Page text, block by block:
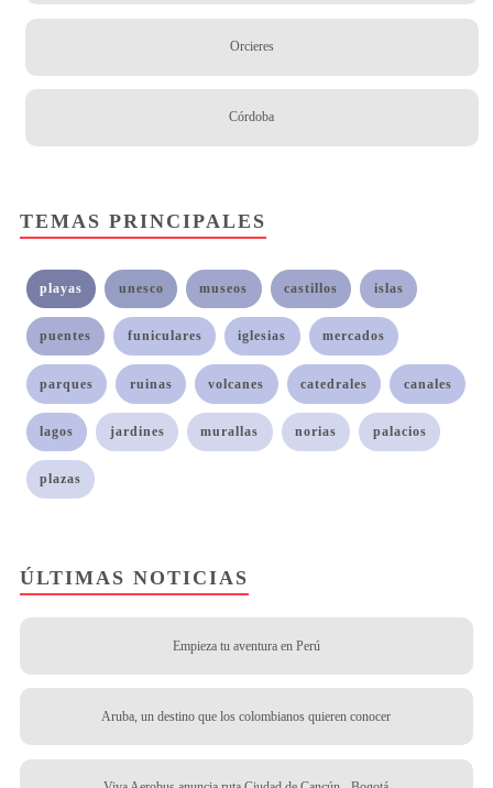
Orcieres
Córdoba
TEMAS PRINCIPALES
playas unesco museos castillos islas
puentes funiculares iglesias mercados
parques ruinas volcanes catedrales canales
lagos jardines murallas norias palacios
plazas
ÚLTIMAS NOTICIAS
Empieza tu aventura en Perú
Aruba, un destino que los colombianos quieren conocer